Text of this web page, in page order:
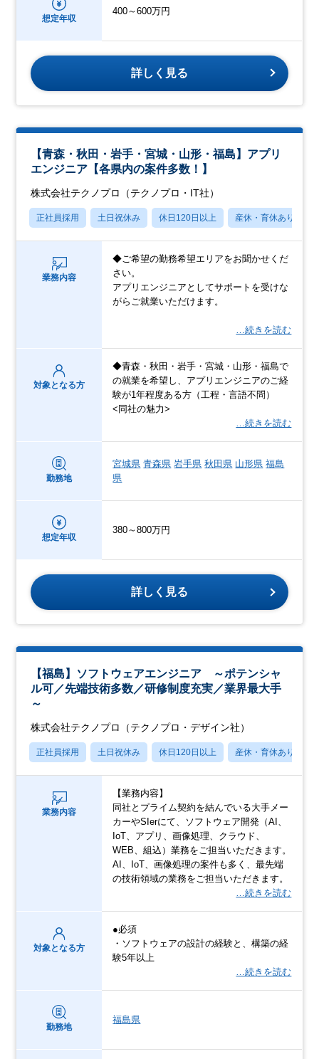
想定年収
400～600万円
詳しく見る
【青森・秋田・岩手・宮城・山形・福島】アプリ
エンジニア【各県内の案件多数！】
株式会社テクノプロ（テクノプロ・IT社）
正社員採用 土日祝休み 休日120日以上 産休・育休あり
業務内容
◆ご希望の勤務希望エリアをお聞かせくだ
さい。
アプリエンジニアとしてサポートを受けな
がらご就業いただけます。
…続きを読む
対象となる方
◆青森・秋田・岩手・宮城・山形・福島で
の就業を希望し、アプリエンジニアのご経
験が1年程度ある方（工程・言語不問）
<同社の魅力>
…続きを読む
勤務地
宮城県 青森県 岩手県 秋田県 山形県 福島
県
想定年収
380～800万円
詳しく見る
【福島】ソフトウェアエンジニア ～ポテンシャ
ル可／先端技術多数／研修制度充実／業界最大手
～
株式会社テクノプロ（テクノプロ・デザイン社）
正社員採用 土日祝休み 休日120日以上 産休・育休あり
業務内容
【業務内容】
同社とプライム契約を結んでいる大手メー
カーやSIerにて、ソフトウェア開発（AI、
IoT、アプリ、画像処理、クラウド、
WEB、組込）業務をご担当いただきます。
AI、IoT、画像処理の案件も多く、最先端
の技術領域の業務をご担当いただきます。
…続きを読む
対象となる方
●必須
・ソフトウェアの設計の経験と、構築の経
験5年以上
…続きを読む
勤務地
福島県